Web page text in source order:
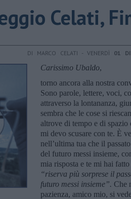
Celati,
DI MARCO CELATI - VENERDÌ 01
Carissimo Ubaldo,
torno ancora alla nostra
Sono parole, lettere, voci,
attraverso la lontananza,
sembra che le cose si
altrove di tempo e di
mi devo scusare con te. È
nell’ultima tua che il
del futuro messi insieme,
mia risposta e te mi hai
“riserva più sorprese il
futuro messi insieme”. Che
pazienza, amico mio, si